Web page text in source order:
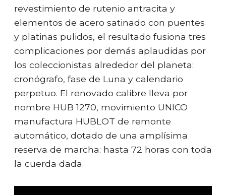
revestimiento de rutenio antracita y
elementos de acero satinado con puentes
y platinas pulidos, el resultado fusiona tres
complicaciones por demás aplaudidas por
los coleccionistas alrededor del planeta:
cronógrafo, fase de Luna y calendario
perpetuo. El renovado calibre lleva por
nombre HUB 1270, movimiento UNICO
manufactura HUBLOT de remonte
automático, dotado de una amplísima
reserva de marcha: hasta 72 horas con toda
la cuerda dada.